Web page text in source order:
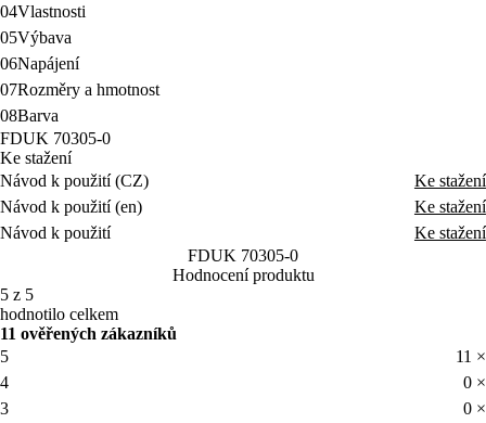
04Vlastnosti
05Výbava
06Napájení
07Rozměry a hmotnost
08Barva
FDUK 70305-0
Ke stažení
Návod k použití (CZ)
Ke stažení
Návod k použití (en)
Ke stažení
Návod k použití
Ke stažení
FDUK 70305-0
Hodnocení produktu
5 z 5
hodnotilo celkem
11 ověřených zákazníků
5
11 ×
4
0 ×
3
0 ×